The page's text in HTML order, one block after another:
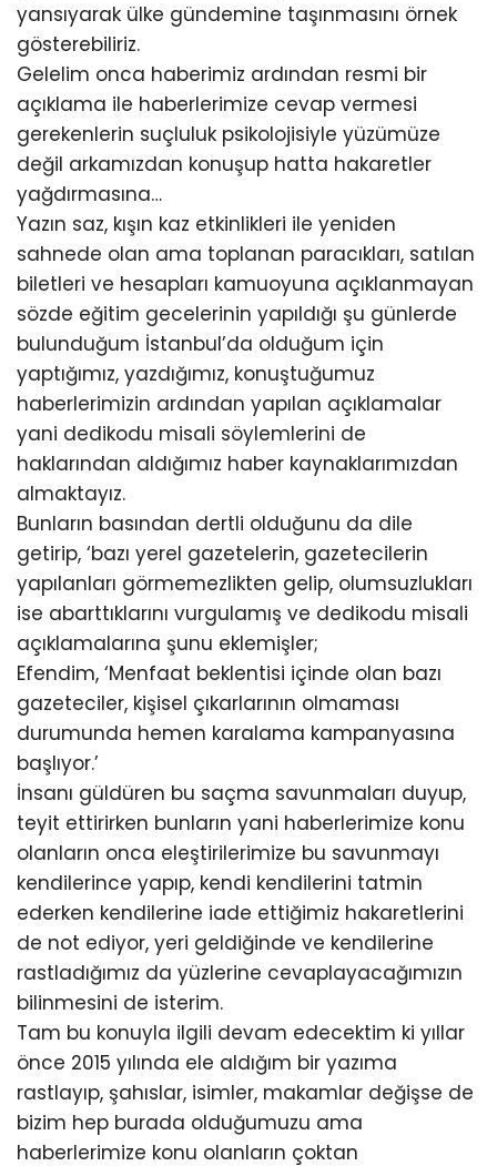
yansıyarak ülke gündemine taşınmasını örnek
gösterebiliriz.
Gelelim onca haberimiz ardından resmi bir
açıklama ile haberlerimize cevap vermesi
gerekenlerin suçluluk psikolojisiyle yüzümüze
değil arkamızdan konuşup hatta hakaretler
yağdırmasına…
Yazın saz, kışın kaz etkinlikleri ile yeniden
sahnede olan ama toplanan paracıkları, satılan
biletleri ve hesapları kamuoyuna açıklanmayan
sözde eğitim gecelerinin yapıldığı şu günlerde
bulunduğum İstanbul’da olduğum için
yaptığımız, yazdığımız, konuştuğumuz
haberlerimizin ardından yapılan açıklamalar
yani dedikodu misali söylemlerini de
haklarından aldığımız haber kaynaklarımızdan
almaktayız.
Bunların basından dertli olduğunu da dile
getirip, ‘bazı yerel gazetelerin, gazetecilerin
yapılanları görmemezlikten gelip, olumsuzlukları
ise abarttıklarını vurgulamış ve dedikodu misali
açıklamalarına şunu eklemişler;
Efendim, ‘Menfaat beklentisi içinde olan bazı
gazeteciler, kişisel çıkarlarının olmaması
durumunda hemen karalama kampanyasına
başlıyor.’
İnsanı güldüren bu saçma savunmaları duyup,
teyit ettirirken bunların yani haberlerimize konu
olanların onca eleştirilerimize bu savunmayı
kendilerince yapıp, kendi kendilerini tatmin
ederken kendilerine iade ettiğimiz hakaretlerini
de not ediyor, yeri geldiğinde ve kendilerine
rastladığımız da yüzlerine cevaplayacağımızın
bilinmesini de isterim.
Tam bu konuyla ilgili devam edecektim ki yıllar
önce 2015 yılında ele aldığım bir yazıma
rastlayıp, şahıslar, isimler, makamlar değişse de
bizim hep burada olduğumuzu ama
haberlerimize konu olanların çoktan